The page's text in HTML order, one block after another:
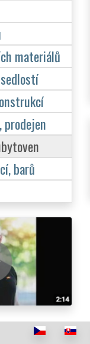
materiálů
prodejen
barů